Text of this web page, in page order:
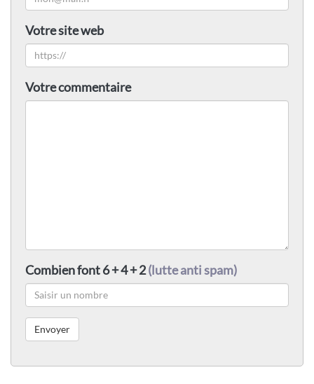
Votre site web
Votre commentaire
Combien font 6 + 4 + 2(lutte anti spam)